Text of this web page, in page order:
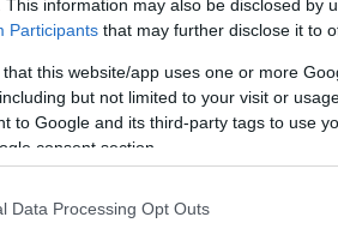
This information may also be disclosed by
Participants that may further disclose it to
that this website/app uses one or more
but not limited to your visit or
to Google and its third-party tags to use
consent section.
Data Processing Opt Outs